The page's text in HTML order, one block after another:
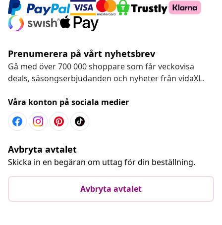
Prenumerera på vårt nyhetsbrev
Gå med över 700 000 shoppare som får veckovisa
deals, säsongserbjudanden och nyheter från vidaXL.
Våra konton på sociala medier
Avbryta avtalet
Skicka in en begäran om uttag för din beställning.
Avbryta avtalet